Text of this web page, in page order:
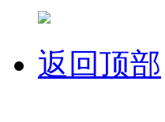
返回顶部